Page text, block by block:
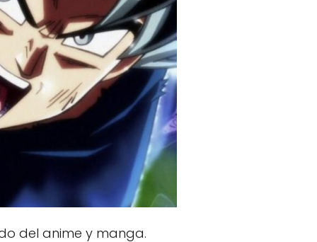
del anime y manga.